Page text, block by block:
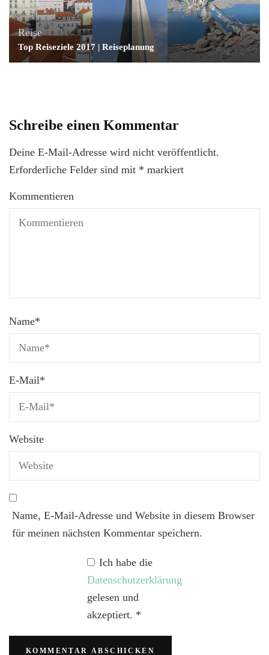
Reise
Top Reiseziele 2017 | Reiseplanung
Schreibe einen Kommentar
Deine E-Mail-Adresse wird nicht veröffentlicht.
Erforderliche Felder sind mit * markiert
Kommentieren
Name*
E-Mail*
Website
Name, E-Mail-Adresse und Website in diesem Browser
für meinen nächsten Kommentar speichern.
Ich habe die
Datenschutzerklärung
gelesen und
akzeptiert. *